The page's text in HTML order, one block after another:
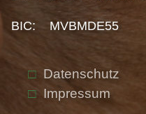
BIC: MVBMDE55
Datenschutz
Impressum